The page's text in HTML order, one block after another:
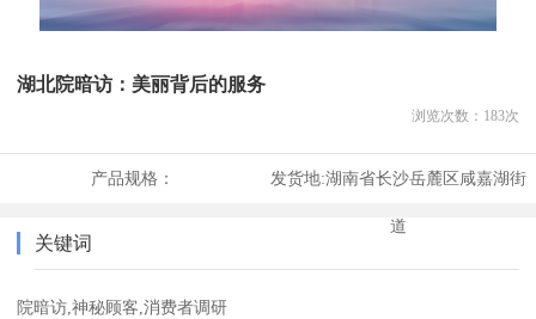
湖北院暗访：美丽背后的服务
浏览次数： 183次
产品规格： 发货地:湖南省长沙岳麓区咸嘉湖街
道
关键词
院暗访,神秘顾客,消费者调研